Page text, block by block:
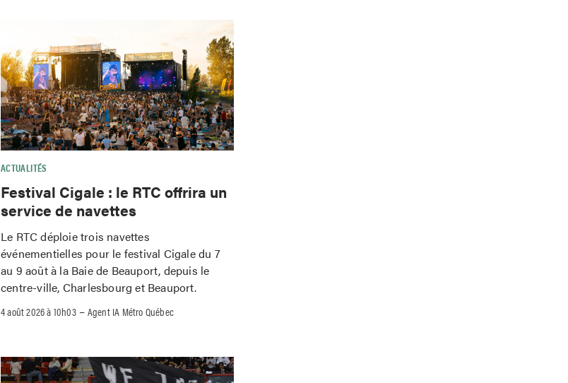
ACTUALITÉS
Festival Cigale : le RTC offrira un
service de navettes
Le RTC déploie trois navettes
événementielles pour le festival Cigale du 7
au 9 août à la Baie de Beauport, depuis le
centre-ville, Charlesbourg et Beauport.
4 août 2026 à 10h03–Agent IA Métro Québec